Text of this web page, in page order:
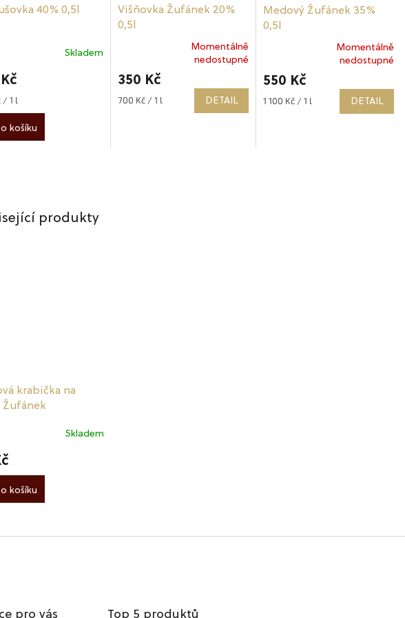
produkty
krabička na
Žufánek
Skladem
košíku
40% 0,5l
Skladem
/ 1 l
košíku
Višňovka Žufánek 20%
0,5l
produktu
Momentálně
nedostupné
350 Kč
Měrná
700 Kč / 1 l DETAIL
Medový Žufánek 35%
0,5l
produktu
Momentálně
nedostupné
550 Kč
Měrná
1 100 Kč / 1 l DETAIL
pro vás Top 5 produktů